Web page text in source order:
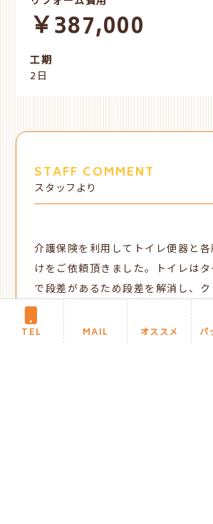
￥387,000
工期
2日
STAFF COMMENT
スタッフより
介護保険を利用してトイレ便器と
けをご依頼頂きました。トイレは
で段差があるため段差を解消し、
アで仕上げました。トイレ内、浴室
り取付けと、勝手口の外部にある
TEL MAIL オススメ パ